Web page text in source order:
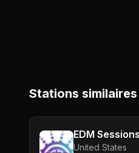
Stations similaires
EDM Sessions
United States